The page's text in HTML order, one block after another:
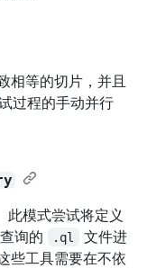
相等的切片，并且
过程的手动并行
模式尝试将定义
询的 .ql
文件进
些工具需要在不依